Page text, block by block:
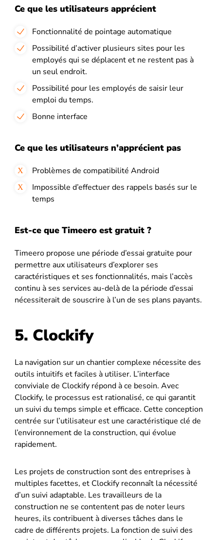
Ce que les utilisateurs apprécient
Fonctionnalité de pointage automatique
Possibilité d’activer plusieurs sites pour les
employés qui se déplacent et ne restent pas à
un seul endroit.
Possibilité pour les employés de saisir leur
emploi du temps.
Bonne interface
Ce que les utilisateurs n’apprécient pas
Problèmes de compatibilité Android
Impossible d’effectuer des rappels basés sur le
temps
Est-ce que Timeero est gratuit ?
Timeero propose une période d’essai gratuite pour
permettre aux utilisateurs d’explorer ses
caractéristiques et ses fonctionnalités, mais l’accès
continu à ses services au-delà de la période d’essai
nécessiterait de souscrire à l’un de ses plans payants.
5. Clockify
La navigation sur un chantier complexe nécessite des
outils intuitifs et faciles à utiliser. L’interface
conviviale de Clockify répond à ce besoin. Avec
Clockify, le processus est rationalisé, ce qui garantit
un suivi du temps simple et efficace. Cette conception
centrée sur l’utilisateur est une caractéristique clé de
l’environnement de la construction, qui évolue
rapidement.
Les projets de construction sont des entreprises à
multiples facettes, et Clockify reconnaît la nécessité
d’un suivi adaptable. Les travailleurs de la
construction ne se contentent pas de noter leurs
heures, ils contribuent à diverses tâches dans le
cadre de différents projets. La fonction de suivi des